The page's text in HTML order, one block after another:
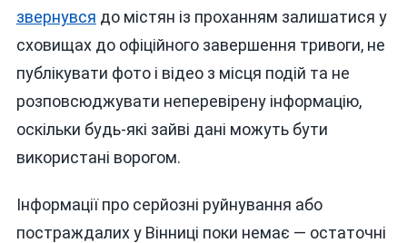
звернувся до містян із проханням залишатися у
сховищах до офіційного завершення тривоги, не
публікувати фото і відео з місця подій та не
розповсюджувати неперевірену інформацію,
оскільки будь‑які зайві дані можуть бути
використані ворогом.
Інформації про серйозні руйнування або
постраждалих у Вінниці поки немає — остаточні